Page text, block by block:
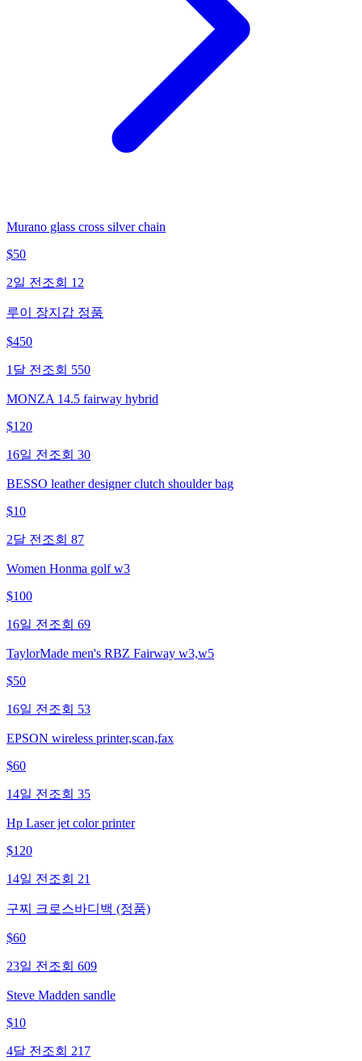
Murano glass cross silver chain
$50
2일 전 조회 12
루이 장지갑 정품
$450
1달 전 조회 550
MONZA 14.5 fairway hybrid
$120
16일 전 조회 30
BESSO leather designer clutch shoulder bag
$10
2달 전 조회 87
Women Honma golf w3
$100
16일 전 조회 69
TaylorMade men's RBZ Fairway w3,w5
$50
16일 전 조회 53
EPSON wireless printer,scan,fax
$60
14일 전 조회 35
Hp Laser jet color printer
$120
14일 전 조회 21
구찌 크로스바디백 (정품)
$60
23일 전 조회 609
Steve Madden sandle
$10
4달 전 조회 217